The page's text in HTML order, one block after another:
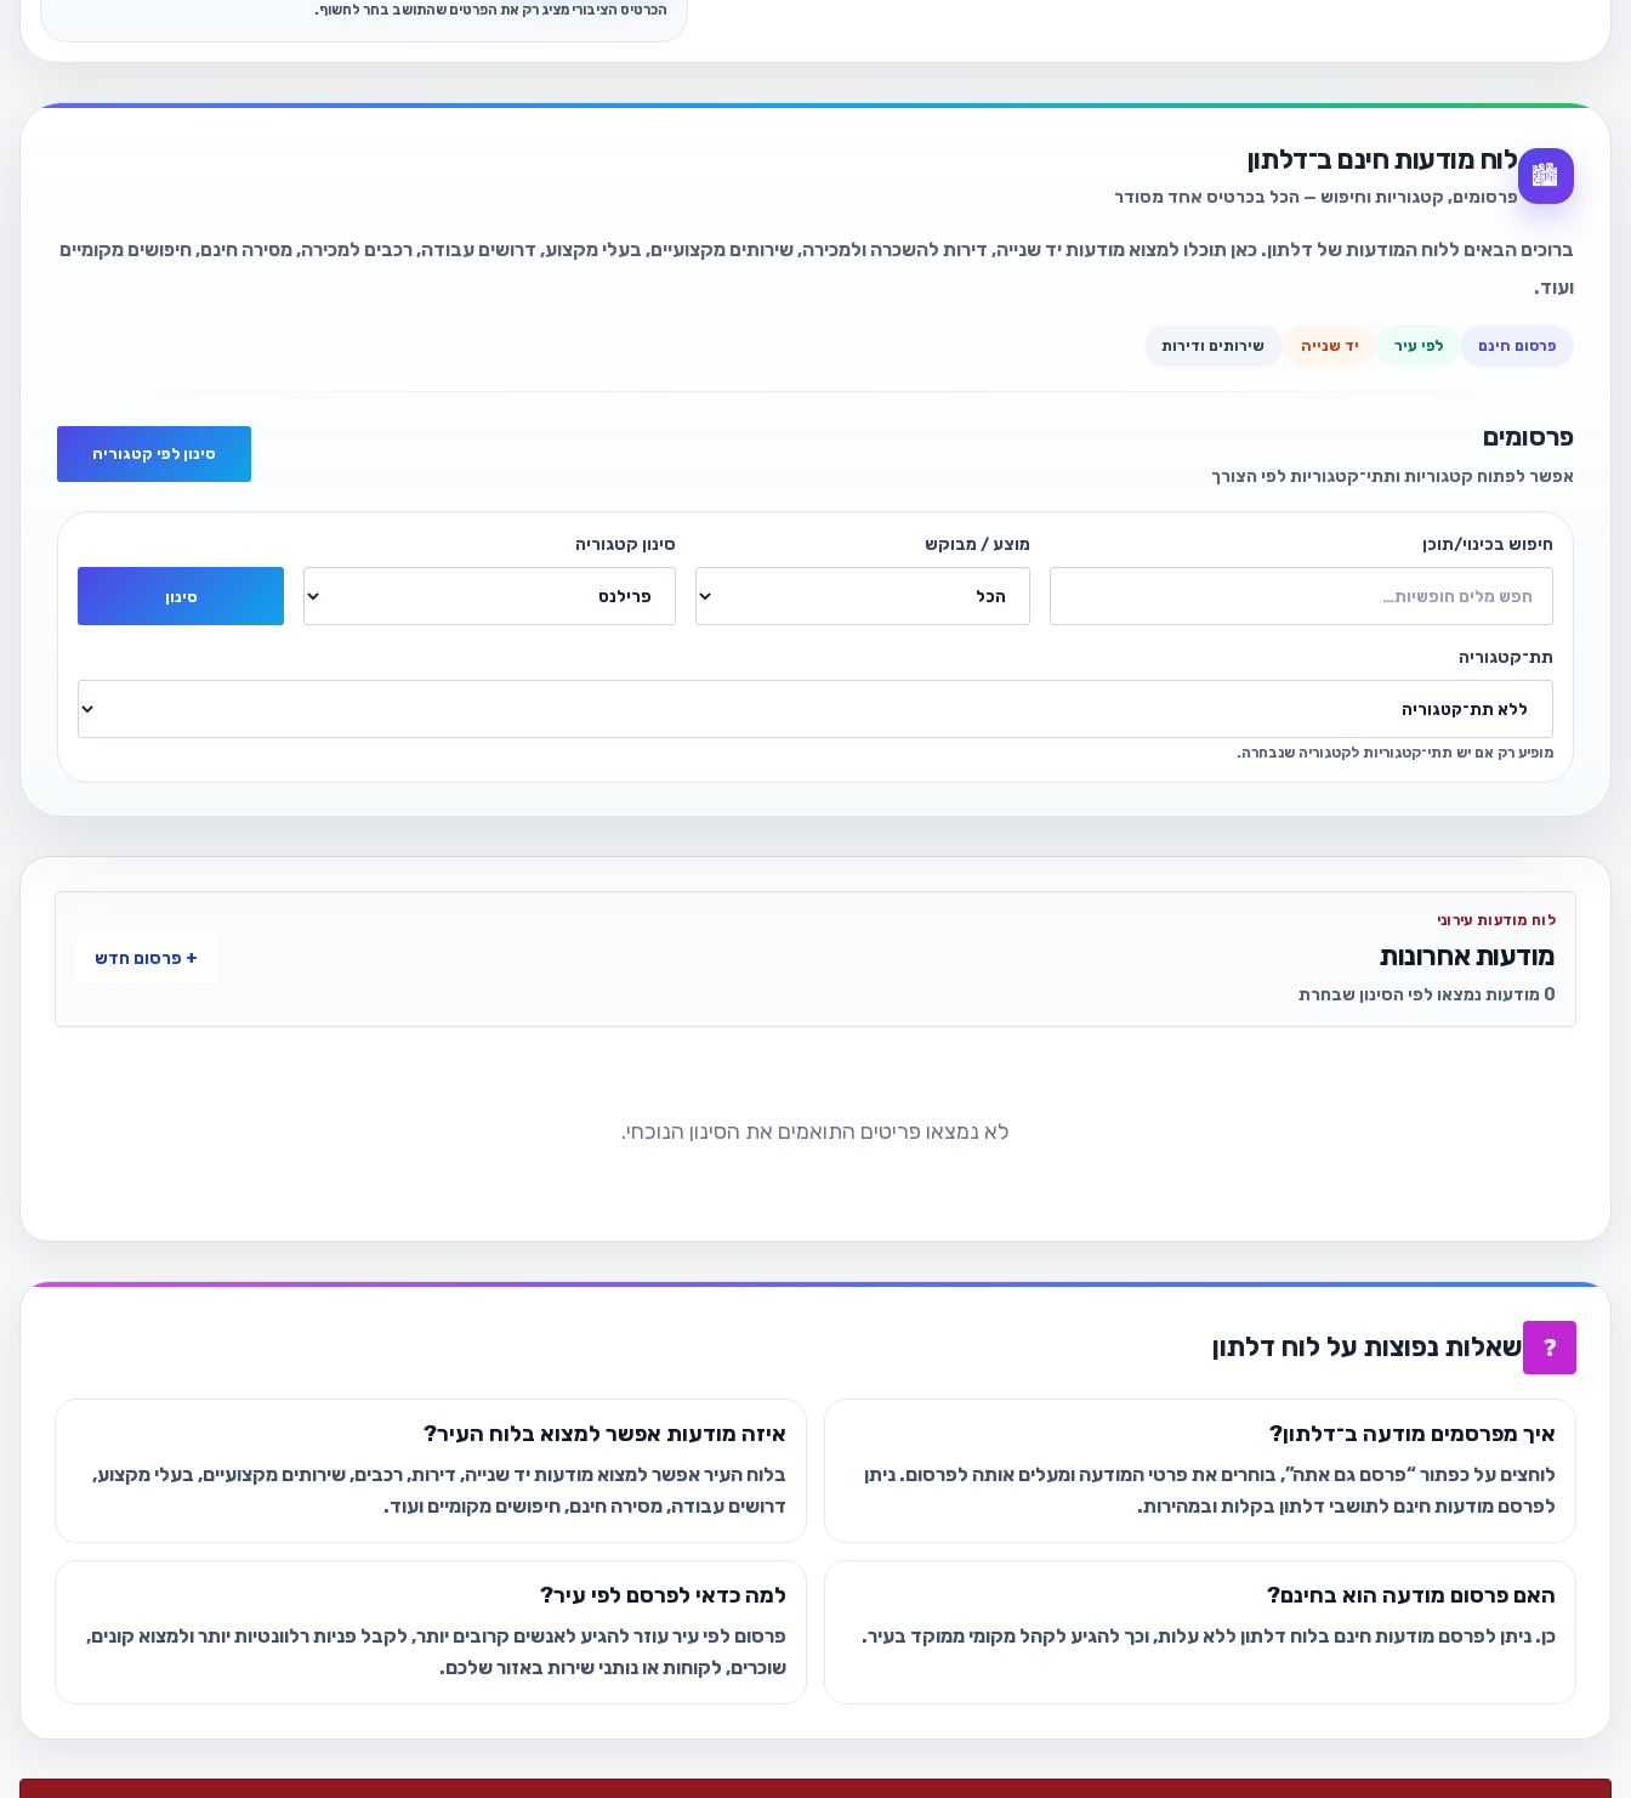
הכרטיס הציבורי מציג רק את הפרטים שהתושב בחר לחשוף.
🏙️
לוח מודעות חינם ב־דלתון
פרסומים, קטגוריות וחיפוש — הכל בכרטיס אחד מסודר
ברוכים הבאים ללוח המודעות של דלתון. כאן תוכלו למצוא מודעות יד שנייה, דירות להשכרה ולמכירה, שירותים מקצועיים, בעלי מקצוע, דרושים עבודה, רכבים למכירה, מסירה חינם, חיפושים מקומיים
ועוד.
פרסום חינם לפי עיר יד שנייה שירותים ודירות
פרסומים
אפשר לפתוח קטגוריות ותתי־קטגוריות לפי הצורך
סינון לפי קטגוריה
חיפוש בכינוי/תוכן מוצע / מבוקש סינון קטגוריה
סינון
תת־קטגוריה
מופיע רק אם יש תתי־קטגוריות לקטגוריה שנבחרה.
לוח מודעות עירוני
מודעות אחרונות
0 מודעות נמצאו לפי הסינון שבחרת
+ פרסום חדש
לא נמצאו פריטים התואמים את הסינון הנוכחי.
❓ שאלות נפוצות על לוח דלתון
איך מפרסמים מודעה ב־דלתון?
לוחצים על כפתור “פרסם גם אתה”, בוחרים את פרטי המודעה ומעלים אותה לפרסום. ניתן
לפרסם מודעות חינם לתושבי דלתון בקלות ובמהירות.
איזה מודעות אפשר למצוא בלוח העיר?
בלוח העיר אפשר למצוא מודעות יד שנייה, דירות, רכבים, שירותים מקצועיים, בעלי מקצוע,
דרושים עבודה, מסירה חינם, חיפושים מקומיים ועוד.
האם פרסום מודעה הוא בחינם?
כן. ניתן לפרסם מודעות חינם בלוח דלתון ללא עלות, וכך להגיע לקהל מקומי ממוקד בעיר.
למה כדאי לפרסם לפי עיר?
פרסום לפי עיר עוזר להגיע לאנשים קרובים יותר, לקבל פניות רלוונטיות יותר ולמצוא קונים,
שוכרים, לקוחות או נותני שירות באזור שלכם.